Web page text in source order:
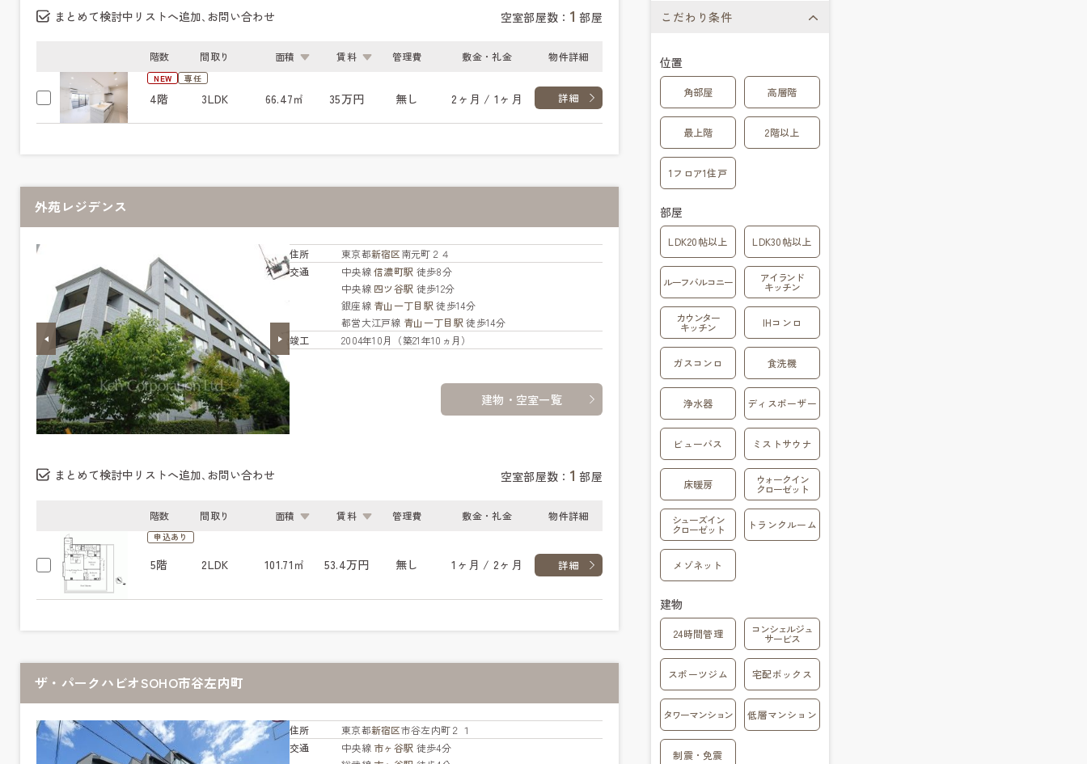
まとめて検討中リストへ追加､お問い合わせ 空室部屋数： 1 部屋
階数 間取り 面積 賃料 管理費 敷金・礼金 物件詳細
NEW 専任
詳細
4階 3LDK 66.47㎡ 35万円 無し 2ヶ月 / 1ヶ月
外苑レジデンス
住所 東京都新宿区南元町２４
交通
中央線信濃町駅 徒歩8分
中央線 四ツ谷駅 徒歩12分
銀座線 青山一丁目駅 徒歩14分
都営大江戸線 青山一丁目駅 徒歩14分
竣工
2004年10月（築21年10ヵ月）
建物・空室一覧
まとめて検討中リストへ追加､お問い合わせ 空室部屋数： 1 部屋
階数 間取り 面積 賃料 管理費 敷金・礼金 物件詳細
申込あり
詳細
5階 2LDK 101.71㎡ 53.4万円 無し 1ヶ月 / 2ヶ月
ザ・パークハビオSOHO市谷左内町
住所 東京都新宿区市谷左内町２１
交通
中央線 市ヶ谷駅 徒歩4分
こだわり条件
位置
角部屋 高層階
最上階 2階以上
1フロア1住戸
部屋
LDK20帖以上 LDK30帖以上
ルーフバルコニー アイランド
キッチン
カウンター
キッチン IHコンロ
ガスコンロ 食洗機
浄水器 ディスポーザー
ビューバス ミストサウナ
床暖房 ウォークイン
クローゼット
シューズイン
クローゼット トランクルーム
メゾネット
建物
24時間管理 コンシェルジュ
サービス
スポーツジム 宅配ボックス
タワーマンション 低層マンション
制震・免震